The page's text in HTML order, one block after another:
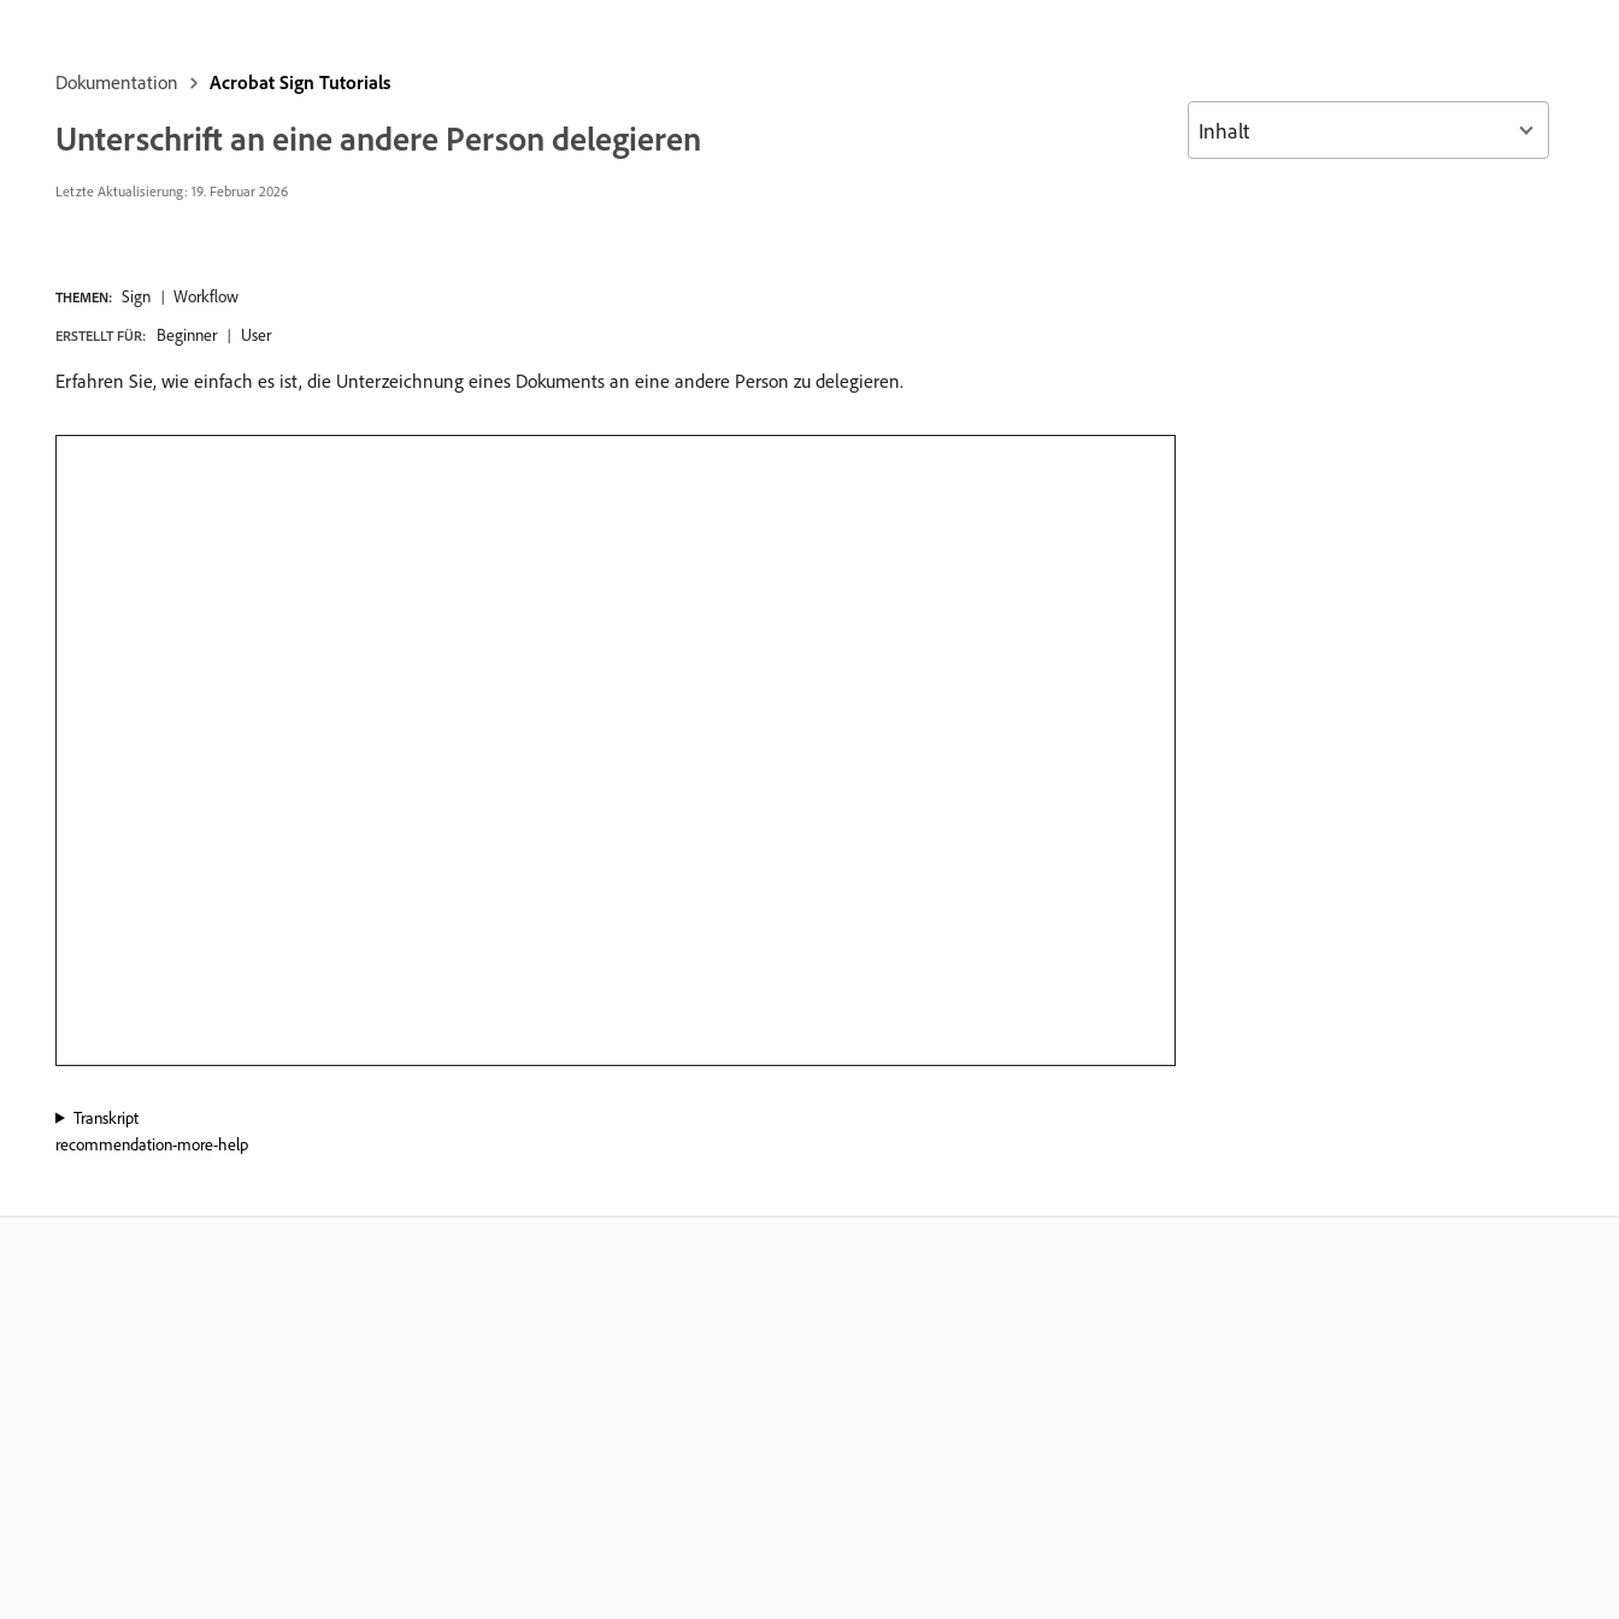
Dokumentation Acrobat Sign Tutorials
Unterschrift an eine andere Person delegieren
Letzte Aktualisierung: 19. Februar 2026
THEMEN: Sign Workflow
ERSTELLT FÜR: Beginner User
Erfahren Sie, wie einfach es ist, die Unterzeichnung eines Dokuments an eine andere Person zu delegieren.
Transkript
recommendation-more-help
Inhalt